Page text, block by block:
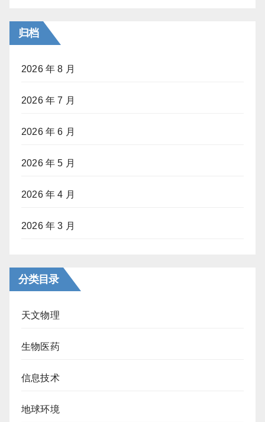
归档
2026 年 8 月
2026 年 7 月
2026 年 6 月
2026 年 5 月
2026 年 4 月
2026 年 3 月
分类目录
天文物理
生物医药
信息技术
地球环境